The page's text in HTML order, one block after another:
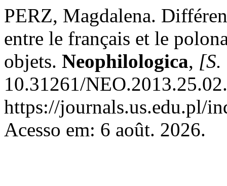
PERZ, Magdalena.
entre le français et le
objets. Neophilologica,
10.31261/
https://journals.us.edu.pl/
Acesso em: 6 août. 2026.